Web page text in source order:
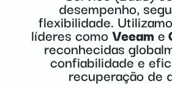
desempenho,
flexibilidade.
líderes comoVeeame
reconhecidas
confiabilidade e
recuperação de